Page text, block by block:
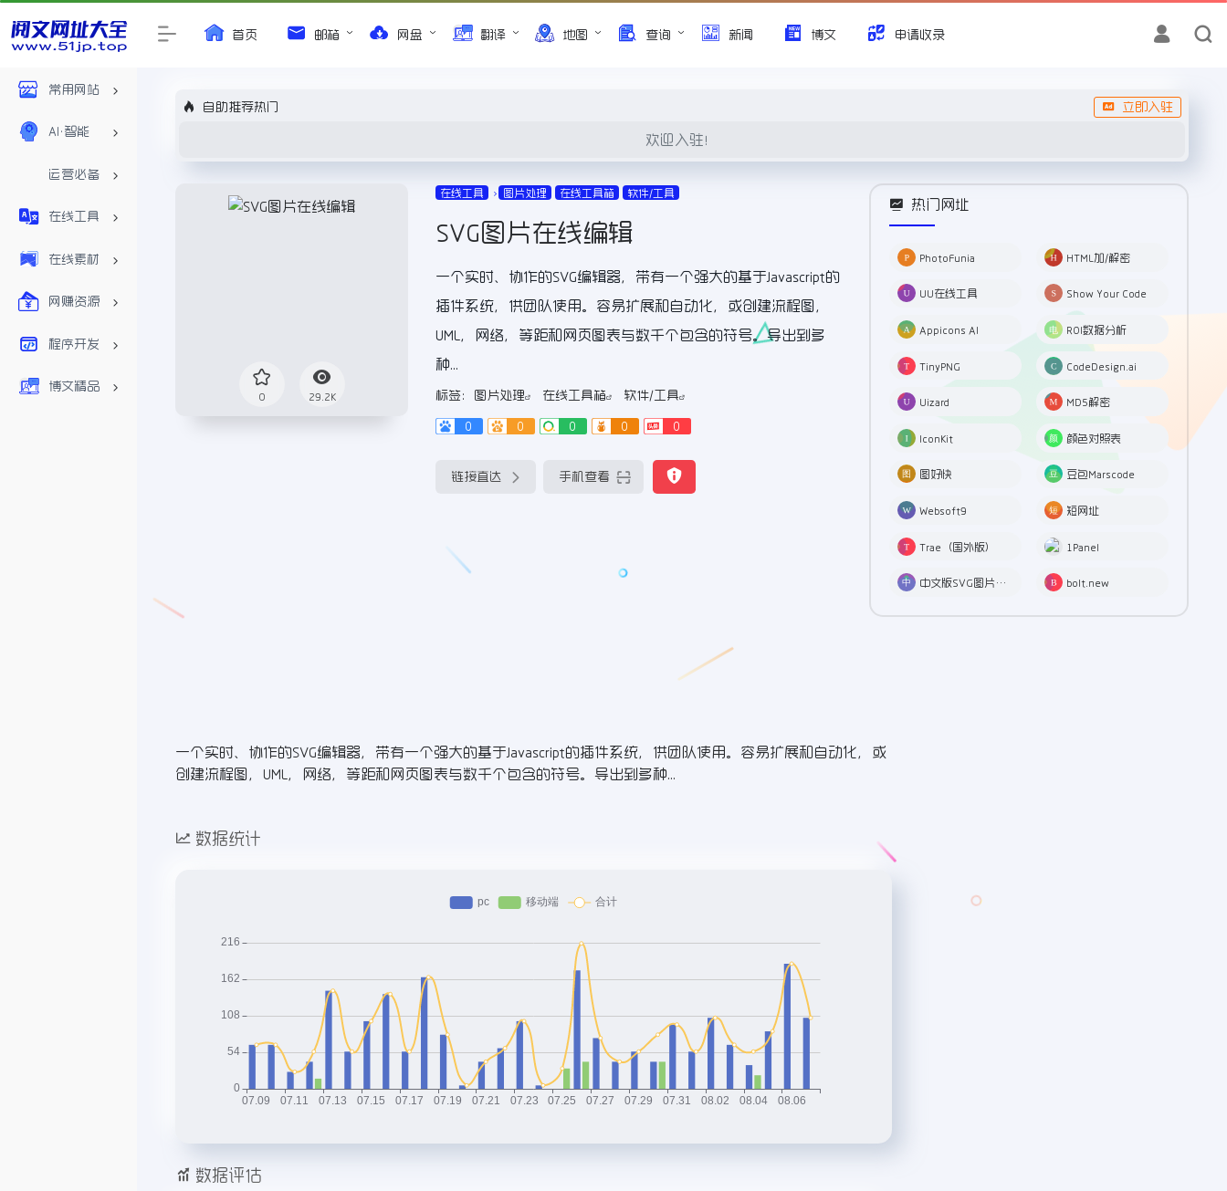
常用网站
AI•智能
运营必备
在线工具
在线素材
网赚资源
程序开发
博文精品
首页 邮箱 网盘 翻译 地图 查询 新闻 博文 申请收录
自助推荐热门 立即入驻
欢迎入驻！
0 29.2K
在线工具 图片处理 在线工具箱 软件/工具
SVG图片在线编辑
一个实时、协作的SVG编辑器，带有一个强大的基于Javascript的
插件系统，供团队使用。容易扩展和自动化，或创建流程图，
UML，网络，等距和网页图表与数千个包含的符号。导出到多
种...
标签： 图片处理 在线工具箱 软件/工具
0 0 0 0 0
链接直达 手机查看
热门网址
PhotoFunia HTML加/解密
UU在线工具 Show Your Code
Appicons AI ROI数据分析
TinyPNG CodeDesign.ai
Uizard MD5解密
IconKit 颜色对照表
图好快 豆包Marscode
Websoft9 短网址
Trae（国外版） 1Panel
中文版SVG图片在线编辑 bolt.new
一个实时、协作的SVG编辑器，带有一个强大的基于Javascript的插件系统，供团队使用。容易扩展和自动化，或
创建流程图，UML，网络，等距和网页图表与数千个包含的符号。导出到多种...
数据统计
数据评估